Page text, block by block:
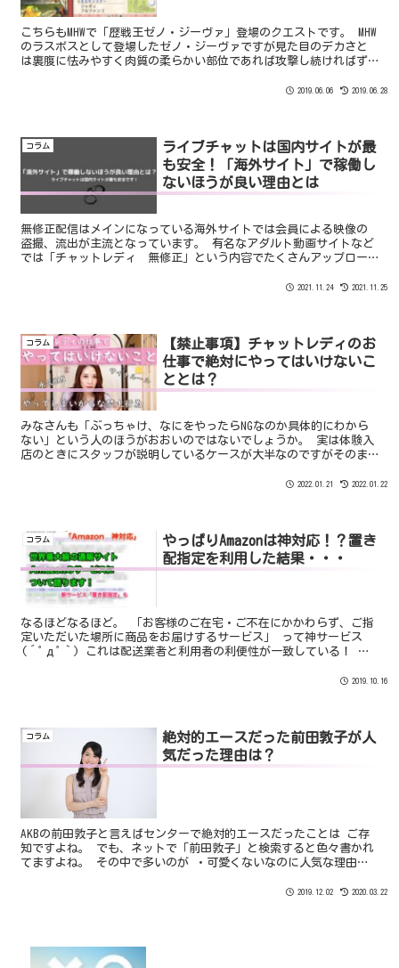
こちらもMHWで「歴戦王ゼノ・ジーヴァ」登場のクエストです。 MHW
のラスボスとして登場したゼノ・ジーヴァですが見た目のデカさと
は裏腹に怯みやすく肉質の柔らかい部位であれば攻撃し続ければず
2019.06.06 2019.06.28
コラム
ライブチャットは国内サイトが最
も安全！「海外サイト」で稼働し
ないほうが良い理由とは
無修正配信はメインになっている海外サイトでは会員による映像の
盗撮、流出が主流となっています。 有名なアダルト動画サイトなど
では「チャットレディ 無修正」という内容でたくさんアップロー
2021.11.24 2021.11.25
コラム
【禁止事項】チャットレディのお
仕事で絶対にやってはいけないこ
ととは？
みなさんも「ぶっちゃけ、なにをやったらNGなのか具体的にわから
ない」という人のほうがおおいのではないでしょうか。 実は体験入
店のときにスタッフが説明しているケースが大半なのですがそのま
結論からいいますと、チャットレディで絶対にやってはいけないの
2022.01.21 2022.01.22
コラム
やっぱりAmazonは神対応！？置き
配指定を利用した結果・・・
なるほどなるほど。 「お客様のご在宅・ご不在にかかわらず、ご指
定いただいた場所に商品をお届けするサービス」 って神サービス
(´ﾟдﾟ｀) これは配送業者と利用者の利便性が一致している！ さ
2019.10.16
コラム
絶対的エースだった前田敦子が人
気だった理由は？
AKBの前田敦子と言えばセンターで絶対的エースだったことは ご存
知ですよね。 でも、ネットで「前田敦子」と検索すると色々書かれ
てますよね。 その中で多いのが ・可愛くないなのに人気な理由は
2019.12.02 2020.03.22